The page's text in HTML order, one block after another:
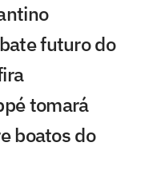
futuro do
tomará
boatos do